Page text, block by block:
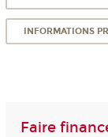
INFORMATIONS
Faire